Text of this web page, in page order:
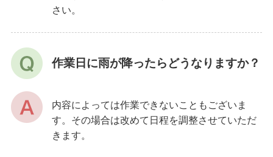
さい。
作業日に雨が降ったらどうなりますか？
内容によっては作業できないこともございま
す。その場合は改めて日程を調整させていただ
きます。